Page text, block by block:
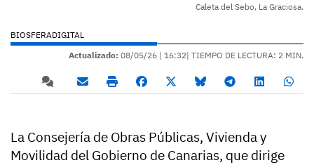
Caleta del Sebo, La Graciosa.
BIOSFERADIGITAL
Actualizado: 08/05/26 | 16:32| TIEMPO DE LECTURA: 2 MIN.
La Consejería de Obras Públicas, Vivienda y
Movilidad del Gobierno de Canarias, que dirige